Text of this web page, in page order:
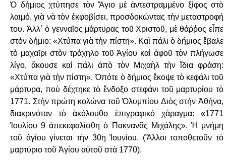
Ὁ δήμιος χτύπησε τὸν Ἅγιο μὲ ἀντεστραμμένο ξίφος στὸ
λαιμό, γιὰ νὰ τὸν ἐκφοβίσει,προσδοκώντας τὴν μεταστροφή
του. Ἀλλ΄ ὁ γενναῖος μάρτυρας τοῦ Χριστοῦ, μὲ θάῤῥος εἶπε
στὸν δήμιο: «Χτύπα γιὰ τὴν πίστη». Καὶ πάλι ὁ δήμιος ἔβαλε
τὸ μαχαῖρι στὸν τράχηλο τοῦ Ἁγίου καὶ ἀφοῦ τὸν πλήγωσε
λίγο, ἄκουσε καὶ πάλι ἀπὸ τὸν Μιχαὴλ τὴν ἴδια φράση:
«Χτύπα γιὰ τὴν πίστη». Ὁπότε ὁ δήμιος ἔκοψε τὸ κεφάλι τοῦ
μάρτυρα, ποὺ δέχτηκε τὸ ἔνδοξο στεφάνι τοῦ μαρτυρίου τὸ
1771. Στὴν πρώτη κολώνα τοῦ Ὀλυμπίου Διὸς στὴν Ἀθήνα,
διακρινόταν τὸ ἀκόλουθο ἐπιγραφικὸ χάραγμα: «1771
Ἰουλίου 9ἀπεκεφαλίσθη ὁ Πακνανᾶς Μιχάλης». Ἡ μνήμη
τοῦ ἁγίου γίνεται τὴν 30η Ἰουνίου. (Ἄλλοι τοποθετοῦν τὸ
μαρτύριο τοῦ Ἁγίου αὐτοῦ στὰ 1770).